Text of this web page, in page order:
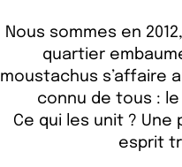
Nous sommes en
quartier
moustachus s’affaire
connu de tous :
Ce qui les unit ?
esprit